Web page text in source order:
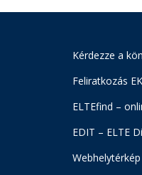
Kérdezze a
Feliratkozás
ELTEfind –
EDIT – ELTE
Webhelytérkép